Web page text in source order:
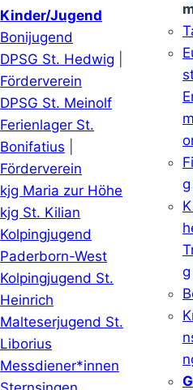
Kinder/Jugend
Bonijugend
DPSG St. Hedwig
Förderverein
DPSG St. Meinolf
Ferienlager St.
Bonifatius
Förderverein
kjg Maria zur Höhe
kjg St. Kilian
Kolpingjugend
Paderborn-West
Kolpingjugend St.
Heinrich
Malteserjugend St.
Liborius
Messdiener*innen
g
g